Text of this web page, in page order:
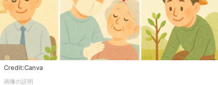
Credit:Canva